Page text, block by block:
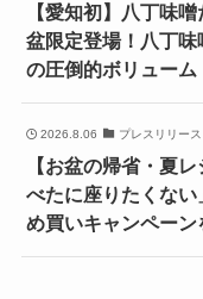
【愛知初】八丁味
盆限定登場！八丁
の圧倒的ボリューム
2026.8.06 プレスリリース
【お盆の帰省・夏
べたに座りたくな
め買いキャンペーン